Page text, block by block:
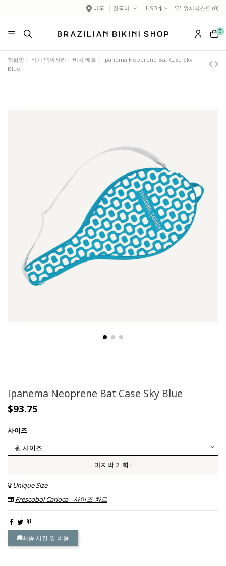
미국 한국어 USD $ 위시리스트 (0)
0
첫화면 비치 액세서리 비치 배트
Ipanema Neoprene Bat Case Sky
Blue
Ipanema Neoprene Bat Case Sky Blue
$93.75
사이즈
마지막 기회 !
Unique Size
Frescobol Carioca - 사이즈 차트
배송 시간 및 비용